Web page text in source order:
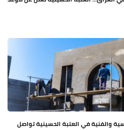
والفنية في العتبة الحسينية تواصل